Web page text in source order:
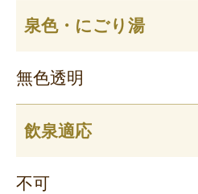
泉色・にごり湯
無色透明
飲泉適応
不可